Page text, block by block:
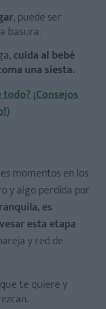
, puede ser
basura.
cuida al bebé
una siesta.
¡Consejos
)
momentos en los
y algo perdida por
es
esta etapa
y red de
te quiere y